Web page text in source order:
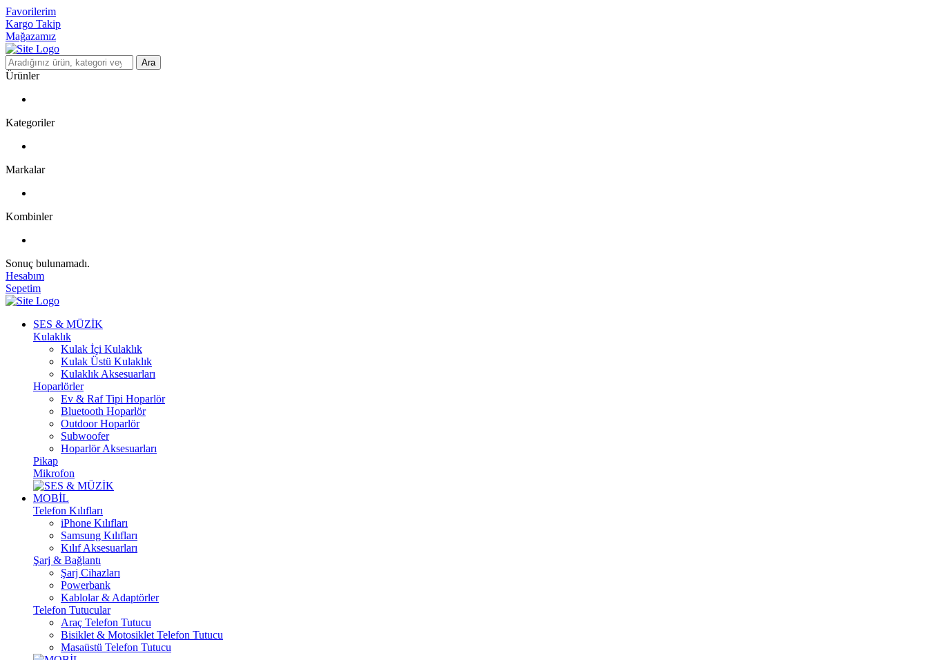
Favorilerim
Kargo Takip
Mağazamız
Ara
Ürünler
Kategoriler
Markalar
Kombinler
Sonuç bulunamadı.
Hesabım
Sepetim
SES & MÜZİK
Kulaklık
Kulak İçi Kulaklık
Kulak Üstü Kulaklık
Kulaklık Aksesuarları
Hoparlörler
Ev & Raf Tipi Hoparlör
Bluetooth Hoparlör
Outdoor Hoparlör
Subwoofer
Hoparlör Aksesuarları
Pikap
Mikrofon
MOBİL
Telefon Kılıfları
iPhone Kılıfları
Samsung Kılıfları
Kılıf Aksesuarları
Şarj & Bağlantı
Şarj Cihazları
Powerbank
Kablolar & Adaptörler
Telefon Tutucular
Araç Telefon Tutucu
Bisiklet & Motosiklet Telefon Tutucu
Masaüstü Telefon Tutucu